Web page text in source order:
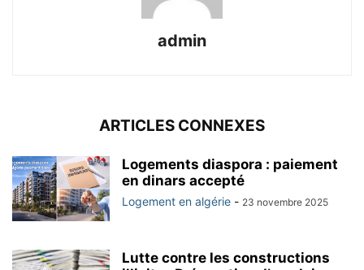
admin
ARTICLES CONNEXES
Logements diaspora : paiement
en dinars accepté
Logement en algérie - 23 novembre 2025
Lutte contre les constructions